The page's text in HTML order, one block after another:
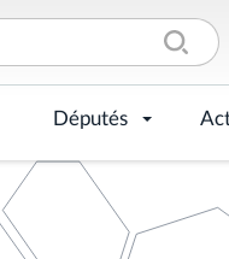
Députés